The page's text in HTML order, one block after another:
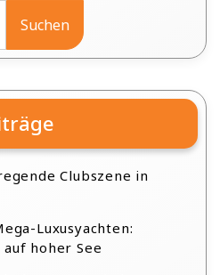
Suchen
Clubszene in
Luxusyachten:
hoher See